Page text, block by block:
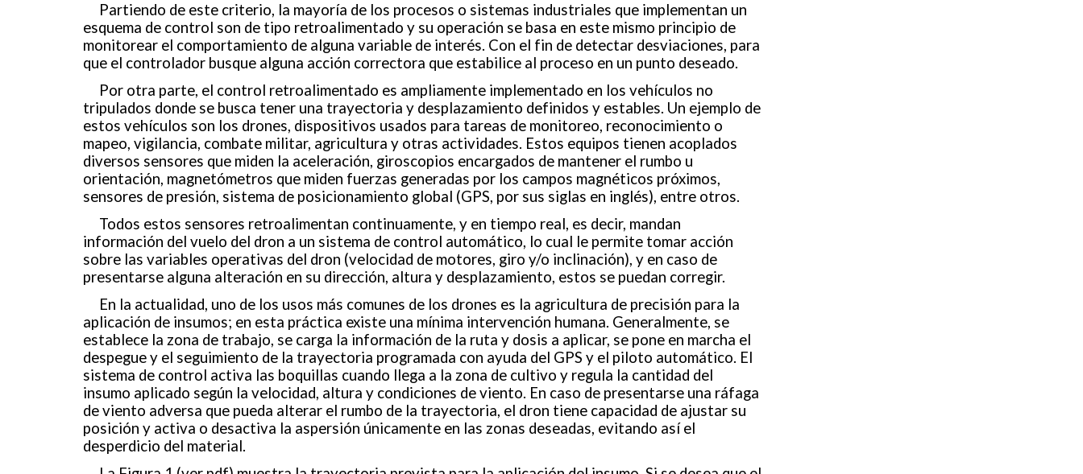
Partiendo de este criterio, la mayoría de los procesos o sistemas industriales que implementan un
esquema de control son de tipo retroalimentado y su operación se basa en este mismo principio de
monitorear el comportamiento de alguna variable de interés. Con el fin de detectar desviaciones, para
que el controlador busque alguna acción correctora que estabilice al proceso en un punto deseado.
Por otra parte, el control retroalimentado es ampliamente implementado en los vehículos no
tripulados donde se busca tener una trayectoria y desplazamiento definidos y estables. Un ejemplo de
estos vehículos son los drones, dispositivos usados para tareas de monitoreo, reconocimiento o
mapeo, vigilancia, combate militar, agricultura y otras actividades. Estos equipos tienen acoplados
diversos sensores que miden la aceleración, giroscopios encargados de mantener el rumbo u
orientación, magnetómetros que miden fuerzas generadas por los campos magnéticos próximos,
sensores de presión, sistema de posicionamiento global (GPS, por sus siglas en inglés), entre otros.
Todos estos sensores retroalimentan continuamente, y en tiempo real, es decir, mandan
información del vuelo del dron a un sistema de control automático, lo cual le permite tomar acción
sobre las variables operativas del dron (velocidad de motores, giro y/o inclinación), y en caso de
presentarse alguna alteración en su dirección, altura y desplazamiento, estos se puedan corregir.
En la actualidad, uno de los usos más comunes de los drones es la agricultura de precisión para la
aplicación de insumos; en esta práctica existe una mínima intervención humana. Generalmente, se
establece la zona de trabajo, se carga la información de la ruta y dosis a aplicar, se pone en marcha el
despegue y el seguimiento de la trayectoria programada con ayuda del GPS y el piloto automático. El
sistema de control activa las boquillas cuando llega a la zona de cultivo y regula la cantidad del
insumo aplicado según la velocidad, altura y condiciones de viento. En caso de presentarse una ráfaga
de viento adversa que pueda alterar el rumbo de la trayectoria, el dron tiene capacidad de ajustar su
posición y activa o desactiva la aspersión únicamente en las zonas deseadas, evitando así el
desperdicio del material.